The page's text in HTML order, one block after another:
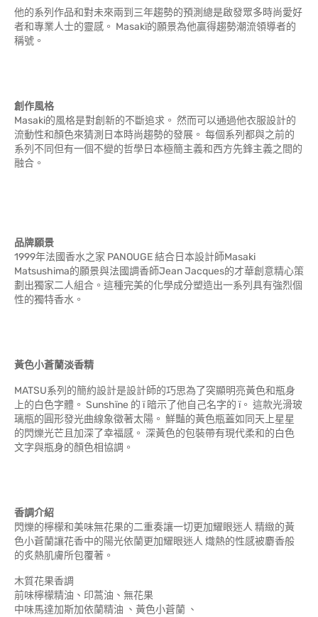
他的系列作品和對未來兩到三年趨勢的預測總是啟發眾多時尚愛好
者和專業人士的靈感。 Masakï的願景為他贏得趨勢潮流領導者的
稱號。
創作風格
Masaki的風格是對創新的不斷追求。 然而可以通過他衣服設計的
流動性和顏色來猜測日本時尚趨勢的發展。 每個系列都與之前的
系列不同但有一個不變的哲學日本極簡主義和西方先鋒主義之間的
融合。
品牌願景
1999年法國香水之家 PANOUGE 結合日本設計師Masaki
Matsushima的願景與法國調香師Jean Jacques的才華創意精心策
劃出獨家二人組合。這種完美的化學成分塑造出一系列具有強烈個
性的獨特香水。
黃色小蒼蘭淡香精
MATSU系列的簡約設計是設計師的巧思為了突顯明亮黃色和瓶身
上的白色字體。 Sunshïne 的 ï 暗示了他自己名字的 ï。 這款光滑玻
璃瓶的圓形發光曲線象徵著太陽。 鮮豔的黃色瓶蓋如同天上星星
的閃爍光芒且加深了幸福感。 深黃色的包裝帶有現代柔和的白色
文字與瓶身的顏色相協調。
香調介紹
閃爍的檸檬和美味無花果的二重奏讓一切更加耀眼迷人 精緻的黃
色小蒼蘭讓花香中的陽光依蘭更加耀眼迷人 熾熱的性感被麝香般
的炙熱肌膚所包覆著。
木質花果香調
前味檸檬精油、印蒿油、無花果
中味馬達加斯加依蘭精油 、黃色小蒼蘭 、